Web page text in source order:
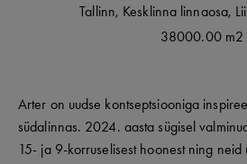
Tallinn, Kesklinna linnaosa,
38000.00 m2
Arter on uudse kontseptsiooniga
südalinnas. 2024. aasta sügisel
15- ja 9-korruselisest hoonest ning neid